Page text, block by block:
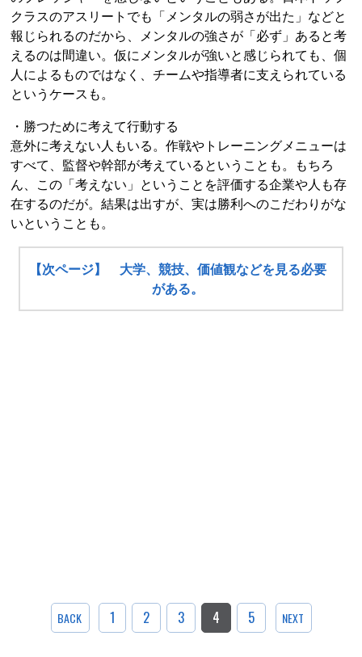
クラスのアスリートでも「メンタルの弱さが出た」などと
報じられるのだから、メンタルの強さが「必ず」あると考
えるのは間違い。仮にメンタルが強いと感じられても、個
人によるものではなく、チームや指導者に支えられている
というケースも。
・勝つために考えて行動する
意外に考えない人もいる。作戦やトレーニングメニューは
すべて、監督や幹部が考えているということも。もちろ
ん、この「考えない」ということを評価する企業や人も存
在するのだが。結果は出すが、実は勝利へのこだわりがな
いということも。
【次ページ】 大学、競技、価値観などを見る必要
がある。
BACK 1 2 3 4 5 NEXT